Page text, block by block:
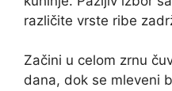
različite vrste ribe
Začini u celom zrnu
dana, dok se mleveni